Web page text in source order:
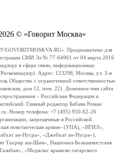
© «Говорит Москва»
Предназначено для
СМИ Эл № 77-64961 от 04 марта 2016
в сфере связи, информационных
Адрес: 123298, Москва, ул. 3-я
Общество с ограниченной ответственностью
дом 12, пом. 22). Доменное имя сайта
– Российская Федерация и
Главный редактор Бабаян Роман
Номер телефона: +7 (495) 950-62-26
запрещенные в Российской
повстанческая армия» (УПА), «ИГИЛ»,
ан-Нусра», «Джебхат ан-Нусра»),
Тахрир аш-Шам», Национал-Большевистская
«Меджлис крымско-татарского